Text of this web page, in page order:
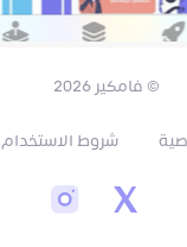
© فامكير 2026
شروط الاستخدام